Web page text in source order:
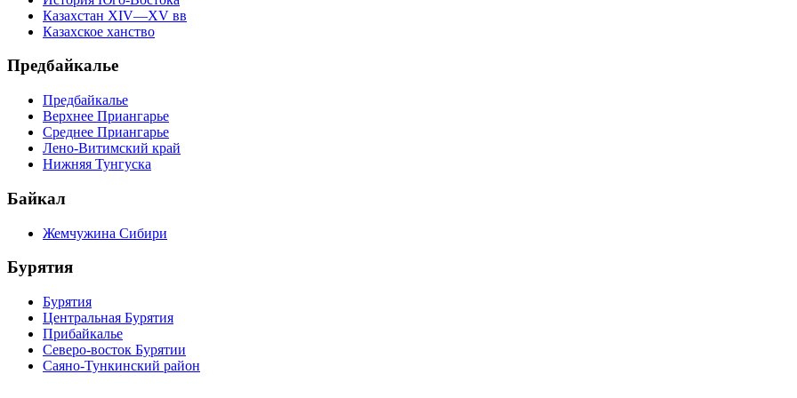
Казахстан XIV—XV вв
Казахское ханство
Предбайкалье
Предбайкалье
Верхнее Приангарье
Среднее Приангарье
Лено-Витимский край
Нижняя Тунгуска
Байкал
Жемчужина Сибири
Бурятия
Бурятия
Центральная Бурятия
Прибайкалье
Северо-восток Бурятии
Саяно-Тункинский район